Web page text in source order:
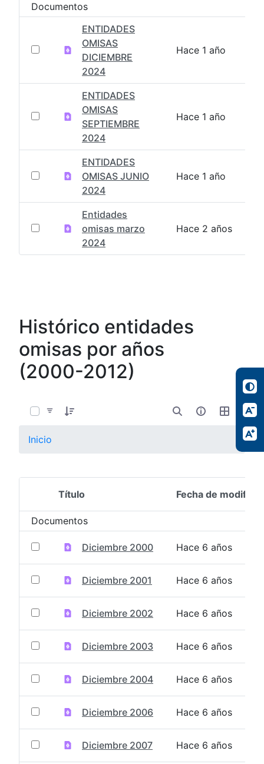
Documentos
ENTIDADES
OMISAS
DICIEMBRE
2024
Hace 1 año
ENTIDADES
OMISAS
SEPTIEMBRE
2024
Hace 1 año
ENTIDADES
OMISAS JUNIO
2024
Hace 1 año
Entidades
omisas marzo
2024
Hace 2 años
Histórico entidades
omisas por años
(2000-2012)
Inicio
Selección del elemento
Título Fecha de
Documentos
Diciembre 2000 Hace 6 años
Diciembre 2001 Hace 6 años
Diciembre 2002 Hace 6 años
Diciembre 2003 Hace 6 años
Diciembre 2004 Hace 6 años
Diciembre 2006 Hace 6 años
Diciembre 2007 Hace 6 años